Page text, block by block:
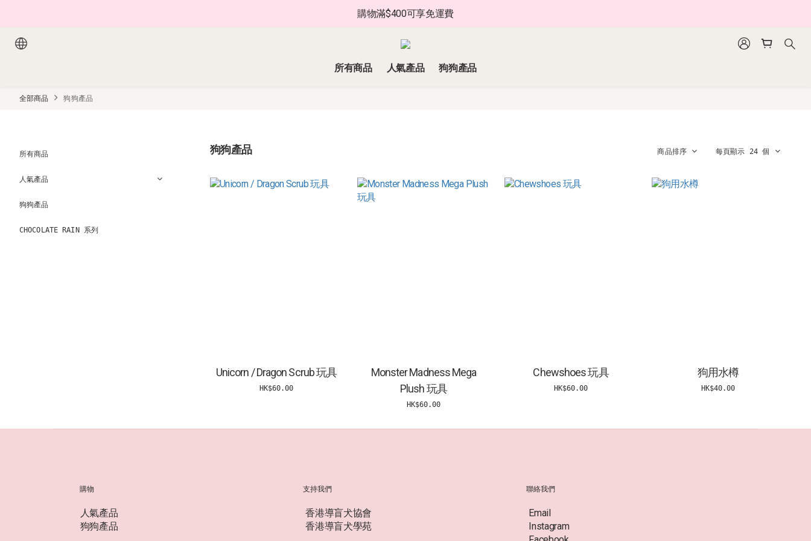
購物滿$400可享免運費
所有商品 人氣產品 狗狗產品
全部商品 狗狗產品
所有商品
人氣產品
狗狗產品
CHOCOLATE RAIN 系列
狗狗產品 商品排序 每頁顯示 24 個
Unicorn / Dragon Scrub 玩具
HK$60.00
Monster Madness Mega
Plush 玩具
HK$60.00
Chewshoes 玩具
HK$60.00
狗用水樽
HK$40.00
購物
人氣產品
狗狗產品
支持我們
香港導盲犬協會
香港導盲犬學苑
聯絡我們
Email
Instagram